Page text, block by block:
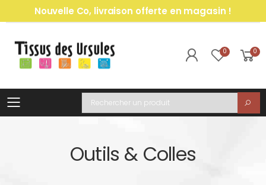
Nouvelle Co, livraison offerte en magasin !
0 0
Toggle mobile menu
Recherche
Outils & Colles